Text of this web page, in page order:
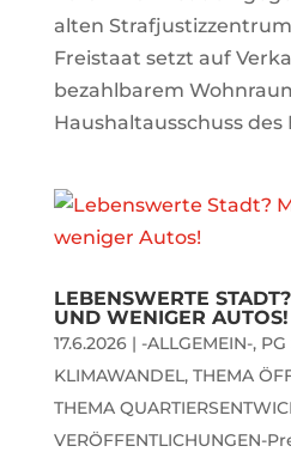
alten
Freistaat setzt auf
bezahlbarem
Haushaltausschuss des
LEBENSWERTE
UND WENIGER AUTOS!
17.6.2026| -ALLGEMEIN-, PG
KLIMAWANDEL, THEMA
THEMA
VERÖFFENTLICHUNGEN-